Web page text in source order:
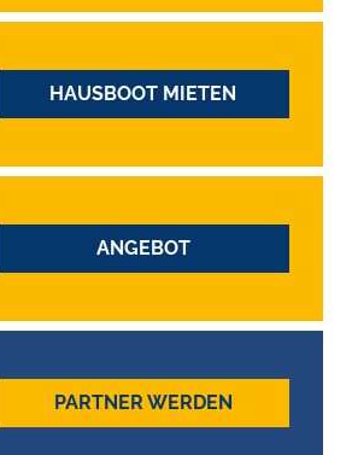
HAUSBOOT MIETEN
ANGEBOT
PARTNER WERDEN